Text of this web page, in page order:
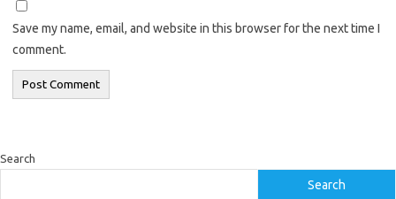
Save my name, email, and website in this browser for the next time I
comment.
Search
Search